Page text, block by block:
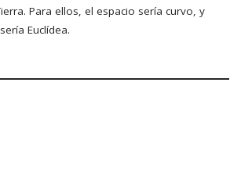
Para ellos, el espacio sería curvo, y
Euclídea.